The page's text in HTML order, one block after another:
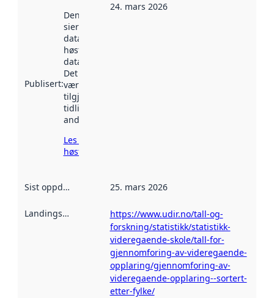
Publisert:
Denne datoen
sier når
datasettet ble
høstet av
data.norge.no.
Det kan ha
vært
tilgjengelig
tidligere
andre steder.
Les mer om
høsting her
24. mars 2026
Sist oppdatert 25. mars 2026
Landingsside
https://www.udir.no/tall-og-
forskning/statistikk/statistikk-
videregaende-skole/tall-for-
gjennomforing-av-videregaende-
opplaring/gjennomforing-av-
videregaende-opplaring--sortert-
etter-fylke/